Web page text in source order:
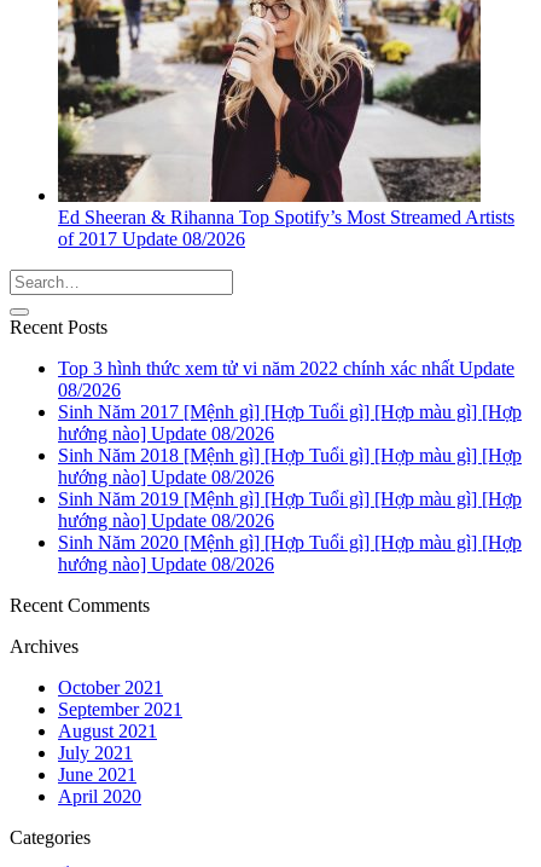
Ed Sheeran & Rihanna Top Spotify’s Most Streamed Artists
of 2017 Update 08/2026
Recent Posts
Top 3 hình thức xem tử vi năm 2022 chính xác nhất Update
08/2026
Sinh Năm 2017 [Mệnh gì] [Hợp Tuổi gì] [Hợp màu gì] [Hợp
hướng nào] Update 08/2026
Sinh Năm 2018 [Mệnh gì] [Hợp Tuổi gì] [Hợp màu gì] [Hợp
hướng nào] Update 08/2026
Sinh Năm 2019 [Mệnh gì] [Hợp Tuổi gì] [Hợp màu gì] [Hợp
hướng nào] Update 08/2026
Sinh Năm 2020 [Mệnh gì] [Hợp Tuổi gì] [Hợp màu gì] [Hợp
hướng nào] Update 08/2026
Recent Comments
Archives
October 2021
September 2021
August 2021
July 2021
June 2021
April 2020
Categories